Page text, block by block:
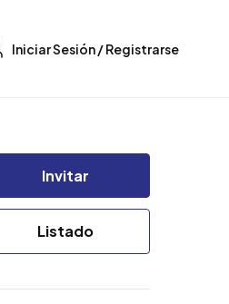
Iniciar Sesión/Registrarse
Invitar
Listado